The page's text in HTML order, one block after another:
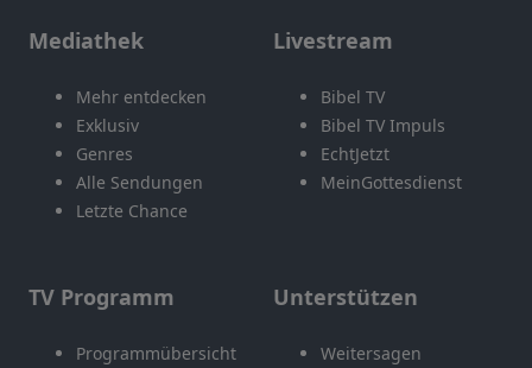
Mediathek
Mehr entdecken
Exklusiv
Genres
Alle Sendungen
Letzte Chance
Livestream
Bibel TV
Bibel TV Impuls
EchtJetzt
MeinGottesdienst
TV Programm
Programmübersicht
Unterstützen
Weitersagen